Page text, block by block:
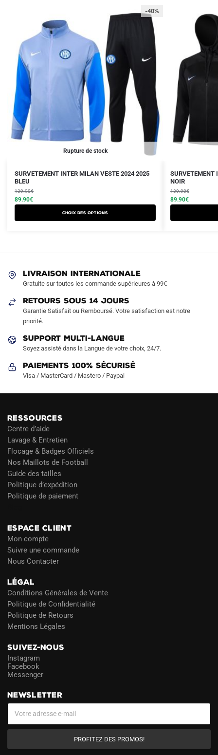
Rupture de stock
-40%
SURVETEMENT INTER MILAN VESTE 2024 2025
BLEU
139.90€
Le
prix
initial
était :
89.90€
Le
prix
actuel
est :
Choix des options
Ce
produit
a
plusieurs
variations.
choisies
la
page
produit
SURVETEMENT
NOIR
139.90€
Le
prix
initial
était :
89.90€
Le
prix
actuel
est :
Ce
produit
a
plusieurs
variations.
page
LIVRAISON INTERNATIONALE
Gratuite sur toutes les commande supérieures à 99€
RETOURS SOUS 14 JOURS
Garantie Satisfait ou Remboursé. Votre satisfaction est notre
priorité.
SUPPORT MULTI-LANGUE
Soyez assisté dans la Langue de votre choix, 24/7.
Paiements 100% Sécurisé
Visa / MasterCard / Mastero / Paypal
RESSOURCES
Centre d’aide
Lavage & Entretien
Flocage & Badges Officiels
Nos Maillots de Football
Guide des tailles
Politique d’expédition
Politique de paiement
ESPACE CLIENT
Mon compte
Suivre une commande
Nous Contacter
LÉGAL
Conditions Générales de Vente
Politique de Confidentialité
Politique de Retours
Mentions Légales
SUIVEZ-NOUS
Instagram
Facebook
Messenger
NEWSLETTER
PROFITEZ DES PROMOS!